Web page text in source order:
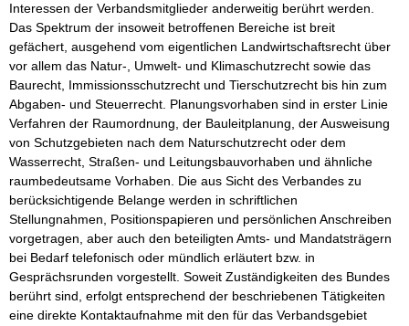
Interessen der Verbandsmitglieder anderweitig berührt werden.
Das Spektrum der insoweit betroffenen Bereiche ist breit
gefächert, ausgehend vom eigentlichen Landwirtschaftsrecht über
vor allem das Natur-, Umwelt- und Klimaschutzrecht sowie das
Baurecht, Immissionsschutzrecht und Tierschutzrecht bis hin zum
Abgaben- und Steuerrecht. Planungsvorhaben sind in erster Linie
Verfahren der Raumordnung, der Bauleitplanung, der Ausweisung
von Schutzgebieten nach dem Naturschutzrecht oder dem
Wasserrecht, Straßen- und Leitungsbauvorhaben und ähnliche
raumbedeutsame Vorhaben. Die aus Sicht des Verbandes zu
berücksichtigende Belange werden in schriftlichen
Stellungnahmen, Positionspapieren und persönlichen Anschreiben
vorgetragen, aber auch den beteiligten Amts- und Mandatsträgern
bei Bedarf telefonisch oder mündlich erläutert bzw. in
Gesprächsrunden vorgestellt. Soweit Zuständigkeiten des Bundes
berührt sind, erfolgt entsprechend der beschriebenen Tätigkeiten
eine direkte Kontaktaufnahme mit den für das Verbandsgebiet